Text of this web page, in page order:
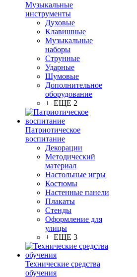
Музыкальные
инструменты
Духовые
Клавишные
Музыкальные
наборы
Струнные
Ударные
Шумовые
Дополнительное
оборудование
+ ЕЩЕ 2
Патриотическое
воспитание
Декорации
Методический
материал
Настольные игры
Костюмы
Настенные панели
Плакаты
Стенды
Оформление для
улицы
+ ЕЩЕ 3
Технические средства
обучения